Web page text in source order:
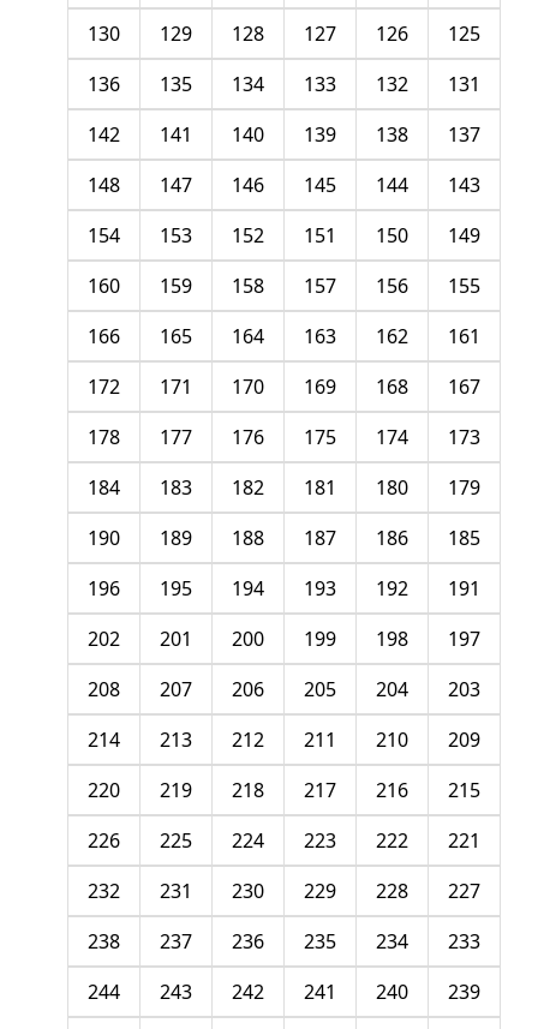
125
126
127
128
129
130
131
132
133
134
135
136
137
138
139
140
141
142
143
144
145
146
147
148
149
150
151
152
153
154
155
156
157
158
159
160
161
162
163
164
165
166
167
168
169
170
171
172
173
174
175
176
177
178
179
180
181
182
183
184
185
186
187
188
189
190
191
192
193
194
195
196
197
198
199
200
201
202
203
204
205
206
207
208
209
210
211
212
213
214
215
216
217
218
219
220
221
222
223
224
225
226
227
228
229
230
231
232
233
234
235
236
237
238
239
240
241
242
243
244